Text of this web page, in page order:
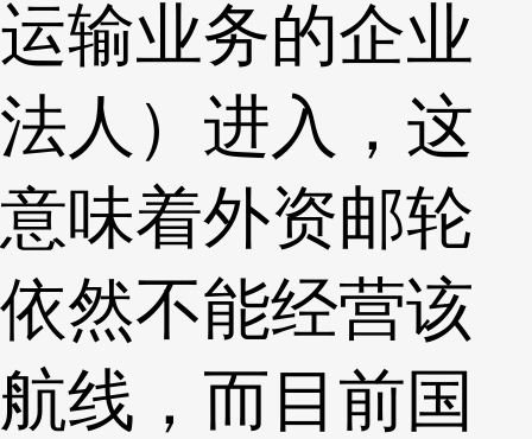
运输业务的企业
法人）进入，这
意味着外资邮轮
依然不能经营该
航线，而目前国